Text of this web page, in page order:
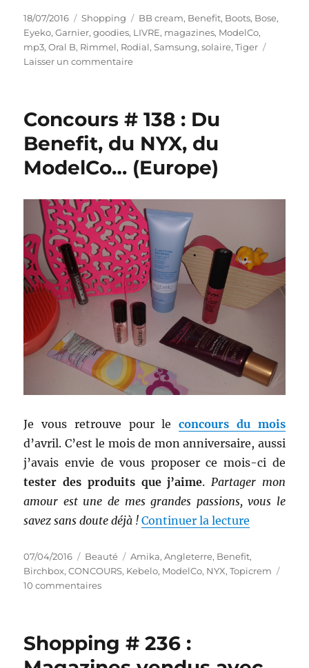
Publié
le
18/07/2016 Catégories
Shopping Étiquettes
BB cream, Benefit, Boots, Bose,
Eyeko,Garnier,goodies, LIVRE, magazines, ModelCo,
mp3,Oral B, Rimmel, Rodial,Samsung,solaire,Tiger
Laisser un commentairesur
:
technologie…
Concours # 138 : Du
Benefit, du NYX, du
ModelCo… (Europe)
Je vous retrouve pour leconcours du mois
d’avril. C’est le mois de mon anniversaire, aussi
j’avais envie de vous proposer ce mois-ci de
tester des produits que j’aime. Partager mon
amour est une de mes grandes passions, vous le
savez sans doute déjà ! Continuer la lecture
Publié
le
07/04/2016 Catégories
Beauté Étiquettes
Amika,Angleterre, Benefit,
Birchbox,CONCOURS, Kebelo, ModelCo, NYX,Topicrem
10 commentairessur
:
Du
Shopping # 236 :